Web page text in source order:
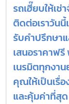
รถเฮี๊ยบให้เช่
ติดต่อเราวันนี้
รับคำปรึกษาแ
เสนอราคาฟ
เนรมิตทุกงา
คุณให้เป็นเรื่อ
และคุ้มค่าที่สุด